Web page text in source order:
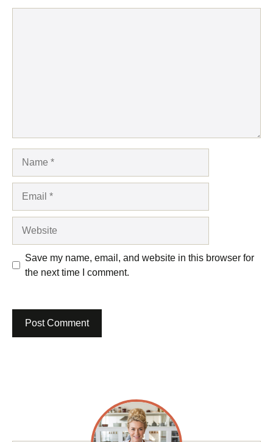
Save my name, email, and website in this browser for
the next time I comment.